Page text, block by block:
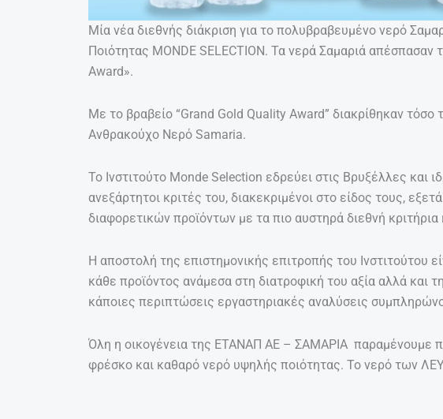
Μία νέα διεθνής διάκριση για το πολυβραβευμένο νερό
Ποιότητας MONDE SELECTION. Τα νερά Σαμαριά απέσπασαν
Award».
Με το βραβείο “Grand Gold Quality Award” διακρίθηκαν
Ανθρακούχο Νερό Samaria.
Το Ινστιτούτο Monde Selection εδρεύει στις Βρυξέλλες και
ανεξάρτητοι κριτές του, διακεκριμένοι στο είδος τους,
διαφορετικών προϊόντων με τα πιο αυστηρά διεθνή
Η αποστολή της επιστημονικής επιτροπής του Ινστιτούτου
κάθε προϊόντος ανάμεσα στη διατροφική του αξία αλλά και
κάποιες περιπτώσεις εργαστηριακές αναλύσεις
Όλη η οικογένεια της ΕΤΑΝΑΠ ΑΕ – ΣΑΜΑΡΙΑ παραμένουμε
φρέσκο και καθαρό νερό υψηλής ποιότητας. Το νερό των